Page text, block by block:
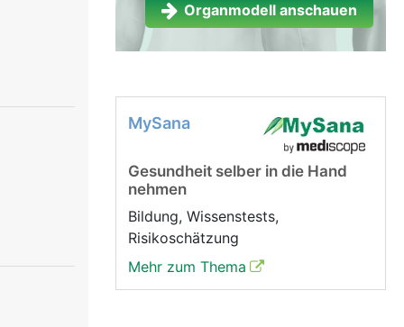
Organmodell anschauen
MySana
Gesundheit selber in die Hand
nehmen
Bildung, Wissenstests,
Risikoschätzung
Mehr zum Thema